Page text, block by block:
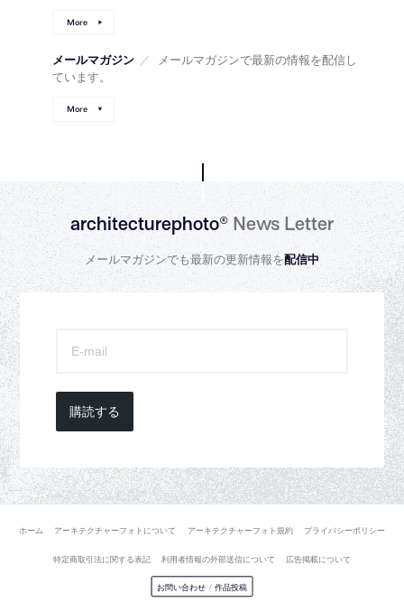
More
メールマガジン ／
メールマガジンで最新の情報を配信し
ています。
More
architecturephoto®News Letter
メールマガジンでも最新の更新情報を配信中
購読する
ホーム アーキテクチャーフォトについて アーキテクチャーフォト規約 プライバシーポリシー
特定商取引法に関する表記 利用者情報の外部送信について 広告掲載について
お問い合わせ / 作品投稿